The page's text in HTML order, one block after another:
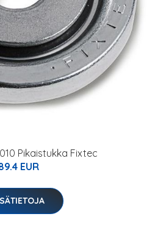
Pikaistukka Fixtec
EUR